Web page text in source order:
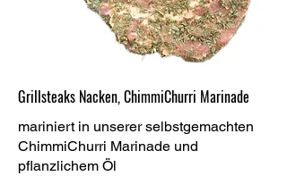
Grillsteaks Nacken, ChimmiChurri Marinade
mariniert in unserer selbstgemachten
ChimmiChurri Marinade und
pflanzlichem Öl